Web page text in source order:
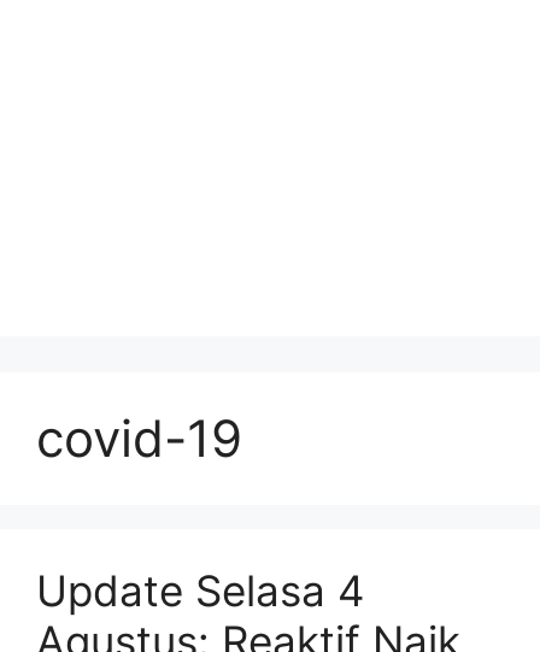
covid-19
Update Selasa 4
Agustus: Reaktif Naik